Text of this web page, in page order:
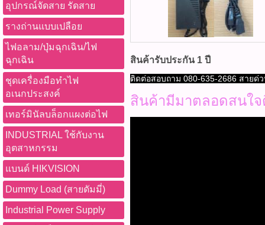
อุปกรณ์จัดสาย รัดสาย
รางถ่านแบบเปลือย
ไฟอลาม/ปุ่มฉุกเฉิน/ไฟ
ฉุกเฉิน
ชุดเครื่องมือทำไฟ
อเนกประสงค์
เทอร์มินัลบล็อกแผงต่อไฟ
INDUSTRIAL ใช้กับงาน
อุตสาหกรรม
แบนด์ HIKVISION
Dummy Load (สายดัมมี่)
Industrial Power Supply
สินค้ารับประกัน 1 ปี
ติดต่อสอบถาม 080-635-2686 สายด่
สินค้ามีมาตลอดสนใ